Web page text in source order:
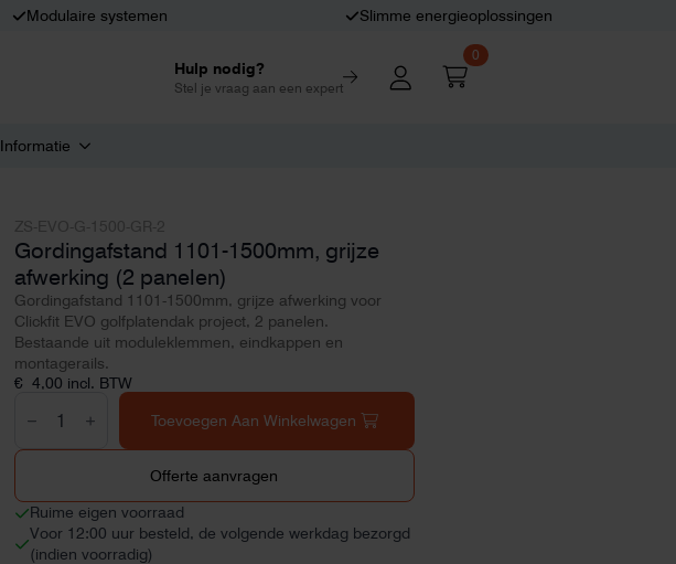
Modulaire systemen Slimme energieoplossingen
Hulp nodig?
Stel je vraag aan een expert
0
Informatie
Gordingafstand 1101-1500mm, grijze
afwerking (2 panelen)
Gordingafstand 1101-1500mm, grijze afwerking voor
Clickfit EVO golfplatendak project, 2 panelen.
Bestaande uit moduleklemmen, eindkappen en
montagerails.
€ 4,00 incl. BTW
Gordingafstand
1101-
1500mm,
grijze
panelen)
aantal
Toevoegen Aan Winkelwagen
Offerte aanvragen
Ruime eigen voorraad
Voor 12:00 uur besteld, de volgende werkdag bezorgd
(indien voorradig)